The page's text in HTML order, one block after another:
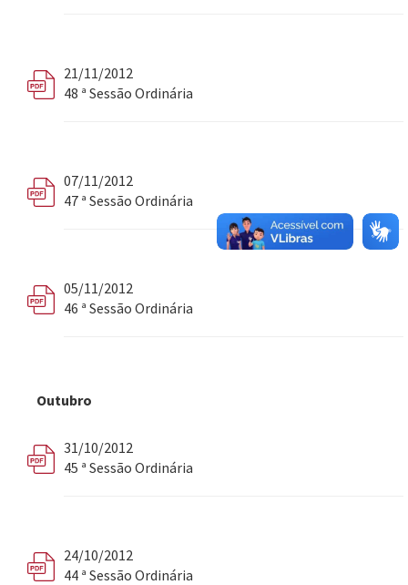
21/11/2012
48 ª Sessão Ordinária
07/11/2012
47 ª Sessão Ordinária
05/11/2012
46 ª Sessão Ordinária
Outubro
31/10/2012
45 ª Sessão Ordinária
24/10/2012
44 ª Sessão Ordinária